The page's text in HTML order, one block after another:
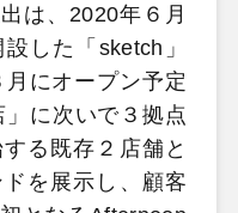
は、2020年６月
した「sketch」
にオープン予定
に次いで３拠点
る既存２店舗と
を展示し、顧客